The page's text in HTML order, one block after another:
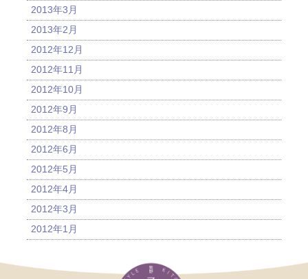
2013年3月
2013年2月
2012年12月
2012年11月
2012年10月
2012年9月
2012年8月
2012年6月
2012年5月
2012年4月
2012年3月
2012年1月